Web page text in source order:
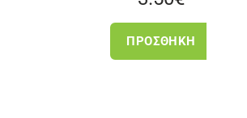
ΠΡΟΣΘΉΚΗ